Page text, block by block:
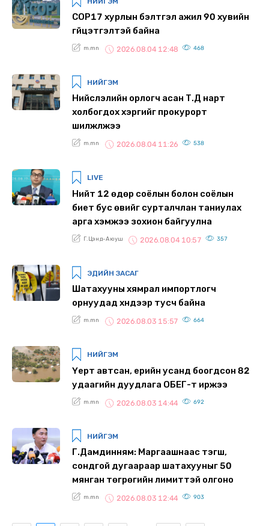
COP17 хурлын бэлтгэл ажил 90 хувийн
гүйцэтгэлтэй байна
m.mn 2026.08.04 12:48 468
НИЙГЭМ
Нийслэлийн орлогч асан Т.Д нарт
холбогдох хэргийг прокурорт
шилжүүлжээ
m.mn 2026.08.04 11:26 538
LIVE
Нийт 12 өдөр соёлын болон соёлын
биет бус өвийг сурталчлан таниулах
арга хэмжээ зохион байгуулна
Г.Цэнд-Аюуш 2026.08.04 10:57 357
ЭДИЙН ЗАСАГ
Шатахууны хямрал импортлогч
орнуудад хүндээр тусч байна
m.mn 2026.08.03 15:57 664
НИЙГЭМ
Үерт автсан, үерийн усанд боогдсон 82
удаагийн дуудлага ОБЕГ-т иржээ
m.mn 2026.08.03 14:44 692
НИЙГЭМ
Г.Дамдинням: Маргаашнаас тэгш,
сондгой дугаараар шатахууныг 50
мянган төгрөгийн лимиттэй олгоно
m.mn 2026.08.03 12:44 903